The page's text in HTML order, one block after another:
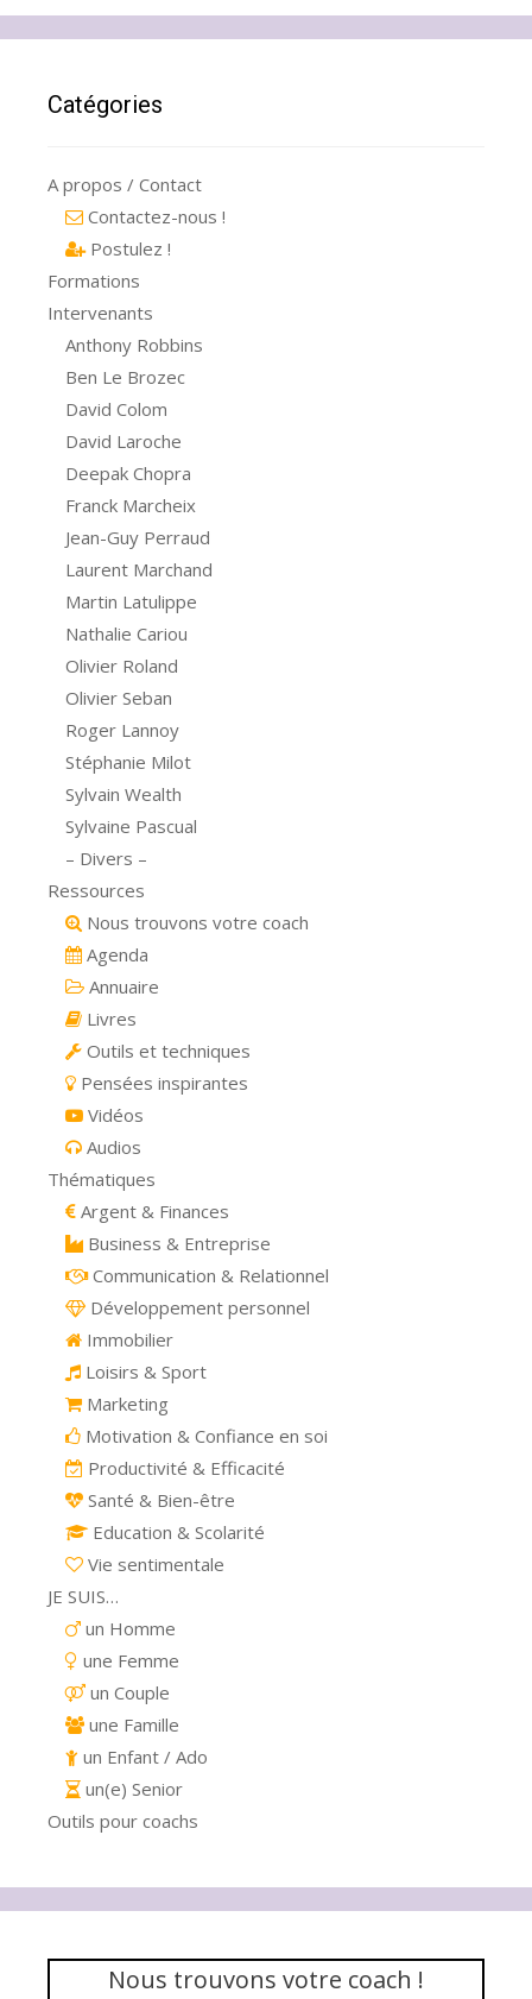
Catégories
A propos / Contact
Contactez-nous !
Postulez !
Formations
Intervenants
Anthony Robbins
Ben Le Brozec
David Colom
David Laroche
Deepak Chopra
Franck Marcheix
Jean-Guy Perraud
Laurent Marchand
Martin Latulippe
Nathalie Cariou
Olivier Roland
Olivier Seban
Roger Lannoy
Stéphanie Milot
Sylvain Wealth
Sylvaine Pascual
– Divers –
Ressources
Nous trouvons votre coach
Agenda
Annuaire
Livres
Outils et techniques
Pensées inspirantes
Vidéos
Audios
Thématiques
Argent & Finances
Business & Entreprise
Communication & Relationnel
Développement personnel
Immobilier
Loisirs & Sport
Marketing
Motivation & Confiance en soi
Productivité & Efficacité
Santé & Bien-être
Education & Scolarité
Vie sentimentale
JE SUIS…
un Homme
une Femme
un Couple
une Famille
un Enfant / Ado
un(e) Senior
Outils pour coachs
Nous trouvons votre coach !